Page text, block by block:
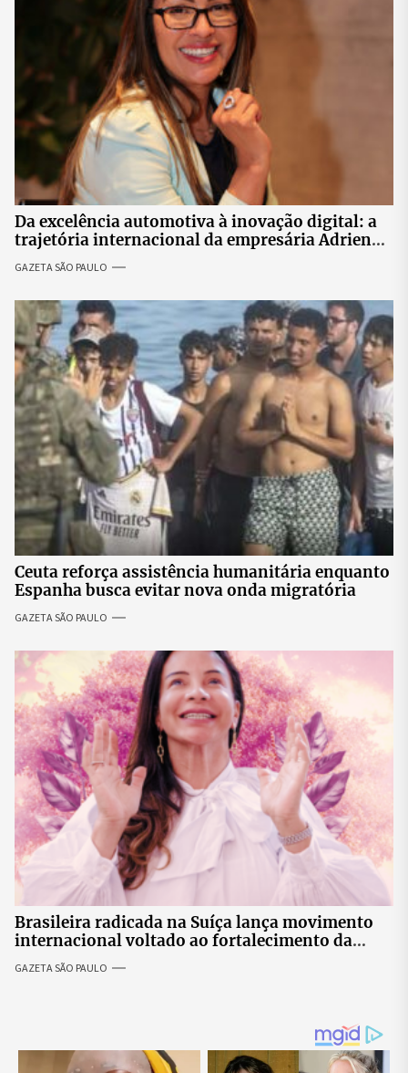
Da excelência automotiva à inovação digital: a
trajetória internacional da empresária Adriene
GAZETA SÃO PAULO
Ceuta reforça assistência humanitária enquanto
Espanha busca evitar nova onda migratória
GAZETA SÃO PAULO
Brasileira radicada na Suíça lança movimento
internacional voltado ao fortalecimento da
identidade feminina
GAZETA SÃO PAULO